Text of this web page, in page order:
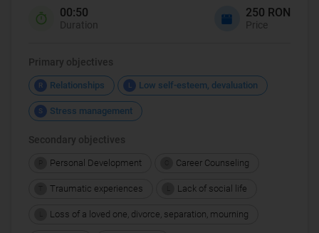
00:50
Duration
250 RON
Price
Primary objectives
R Relationships L Low self-esteem, devaluation
S Stress management
Secondary objectives
Personal Development Career Counseling
Traumatic experiences Lack of social life
Loss of a loved one, divorce, separation, mourning